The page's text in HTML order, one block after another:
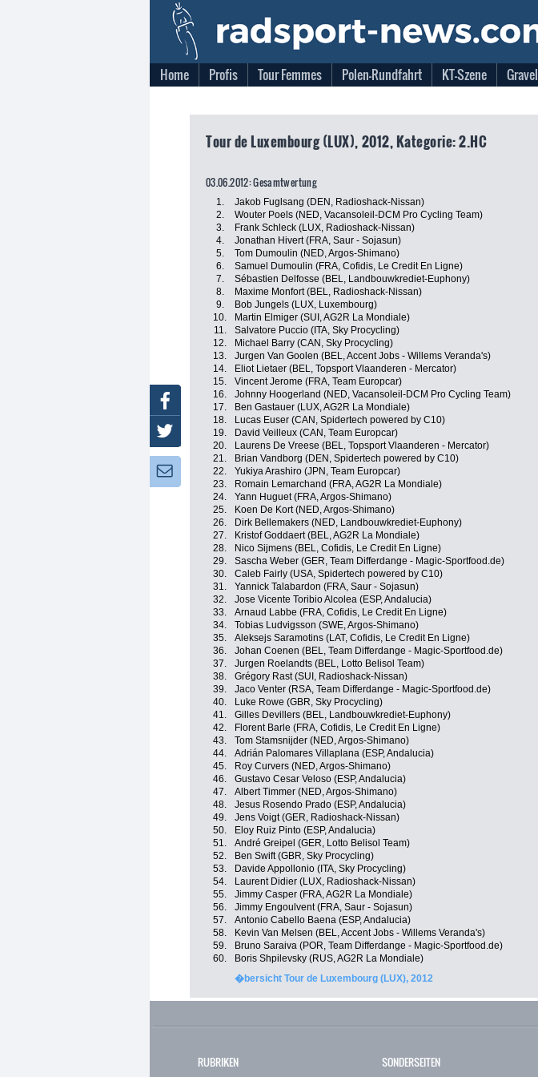
Home Profis Tour Femmes Polen-Rundfahrt KT-Szene Gravel
Tour de Luxembourg (LUX), 2012, Kategorie: 2.HC
03.06.2012: Gesamtwertung
1. Jakob Fuglsang (DEN, Radioshack-Nissan)
2.
Wouter Poels (NED, Vacansoleil-DCM Pro Cycling Team)
3.
Frank Schleck (LUX, Radioshack-Nissan)
4.
Jonathan Hivert (FRA, Saur - Sojasun)
5.
Tom Dumoulin (NED, Argos-Shimano)
6.
Samuel Dumoulin (FRA, Cofidis, Le Credit En Ligne)
7.
Sébastien Delfosse (BEL, Landbouwkrediet-Euphony)
8.
Maxime Monfort (BEL, Radioshack-Nissan)
9.
Bob Jungels (LUX, Luxembourg)
10.
Martin Elmiger (SUI, AG2R La Mondiale)
11.
Salvatore Puccio (ITA, Sky Procycling)
12.
Michael Barry (CAN, Sky Procycling)
13.
Jurgen Van Goolen (BEL, Accent Jobs - Willems Veranda's)
14.
Eliot Lietaer (BEL, Topsport Vlaanderen - Mercator)
15.
Vincent Jerome (FRA, Team Europcar)
16.
Johnny Hoogerland (NED, Vacansoleil-DCM Pro Cycling Team)
17.
Ben Gastauer (LUX, AG2R La Mondiale)
18.
Lucas Euser (CAN, Spidertech powered by C10)
19.
David Veilleux (CAN, Team Europcar)
20.
Laurens De Vreese (BEL, Topsport Vlaanderen - Mercator)
21.
Brian Vandborg (DEN, Spidertech powered by C10)
22.
Yukiya Arashiro (JPN, Team Europcar)
23.
Romain Lemarchand (FRA, AG2R La Mondiale)
24.
Yann Huguet (FRA, Argos-Shimano)
25.
Koen De Kort (NED, Argos-Shimano)
26.
Dirk Bellemakers (NED, Landbouwkrediet-Euphony)
27.
Kristof Goddaert (BEL, AG2R La Mondiale)
28.
Nico Sijmens (BEL, Cofidis, Le Credit En Ligne)
29.
Sascha Weber (GER, Team Differdange - Magic-Sportfood.de)
30.
Caleb Fairly (USA, Spidertech powered by C10)
31.
Yannick Talabardon (FRA, Saur - Sojasun)
32.
Jose Vicente Toribio Alcolea (ESP, Andalucia)
33.
Arnaud Labbe (FRA, Cofidis, Le Credit En Ligne)
34.
Tobias Ludvigsson (SWE, Argos-Shimano)
35.
Aleksejs Saramotins (LAT, Cofidis, Le Credit En Ligne)
36.
Johan Coenen (BEL, Team Differdange - Magic-Sportfood.de)
37.
Jurgen Roelandts (BEL, Lotto Belisol Team)
38.
Grégory Rast (SUI, Radioshack-Nissan)
39.
Jaco Venter (RSA, Team Differdange - Magic-Sportfood.de)
40.
Luke Rowe (GBR, Sky Procycling)
41.
Gilles Devillers (BEL, Landbouwkrediet-Euphony)
42.
Florent Barle (FRA, Cofidis, Le Credit En Ligne)
43.
Tom Stamsnijder (NED, Argos-Shimano)
44.
Adrián Palomares Villaplana (ESP, Andalucia)
45.
Roy Curvers (NED, Argos-Shimano)
46.
Gustavo Cesar Veloso (ESP, Andalucia)
47.
Albert Timmer (NED, Argos-Shimano)
48.
Jesus Rosendo Prado (ESP, Andalucia)
49.
Jens Voigt (GER, Radioshack-Nissan)
50.
Eloy Ruiz Pinto (ESP, Andalucia)
51.
André Greipel (GER, Lotto Belisol Team)
52.
Ben Swift (GBR, Sky Procycling)
53.
Davide Appollonio (ITA, Sky Procycling)
54.
Laurent Didier (LUX, Radioshack-Nissan)
55.
Jimmy Casper (FRA, AG2R La Mondiale)
56.
Jimmy Engoulvent (FRA, Saur - Sojasun)
57.
Antonio Cabello Baena (ESP, Andalucia)
58.
Kevin Van Melsen (BEL, Accent Jobs - Willems Veranda's)
59.
Bruno Saraiva (POR, Team Differdange - Magic-Sportfood.de)
60.
Boris Shpilevsky (RUS, AG2R La Mondiale)
�bersicht Tour de Luxembourg (LUX), 2012
Facebook
Twitter
Newsletter:
RUBRIKEN SONDERSEITEN